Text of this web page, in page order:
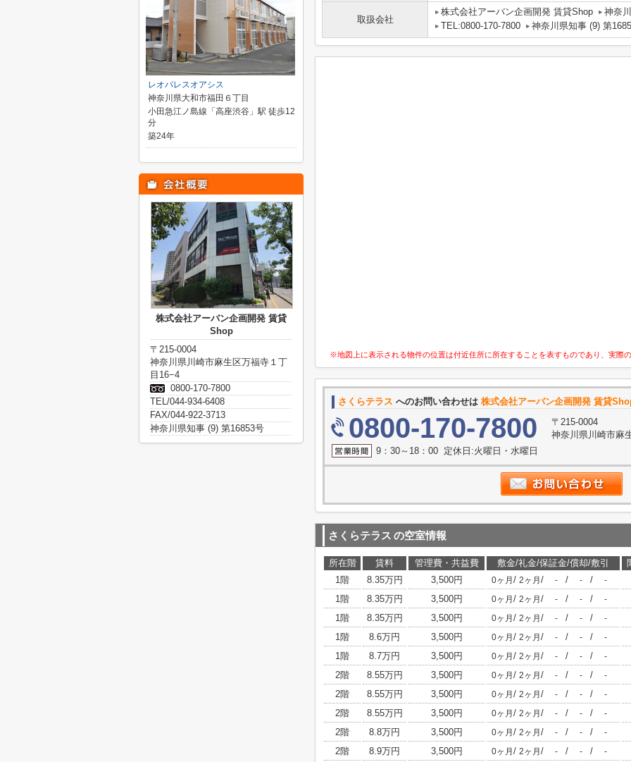
取扱会社
株式会社アーバン企画開発 賃貸Shop
神奈
TEL:0800-170-7800
神奈川県知事 (9) 第
※地図上に表示される物件の位置は付近住所に所在することを表すものであり、実際
さくらテラス へのお問い合わせは 株式会社アーバン企画開発 賃貸
0800-170-7800
〒215-0004
神奈川県川崎市麻
9：30～18：00 定休日:火曜日・水曜日
さくらテラス の空室情報
所在階 賃料 管理費・共益費 敷金/礼金/保証金/償却/敷引
1階
8.35万円 3,500円 0ヶ月 / 2ヶ月 / - / - / -
1階 8.35万円 3,500円 0ヶ月 / 2ヶ月 / - / - / -
1階 8.35万円 3,500円 0ヶ月 / 2ヶ月 / - / - / -
1階 8.6万円 3,500円 0ヶ月 / 2ヶ月 / - / - / -
1階 8.7万円 3,500円 0ヶ月 / 2ヶ月 / - / - / -
2階 8.55万円 3,500円 0ヶ月 / 2ヶ月 / - / - / -
2階 8.55万円 3,500円 0ヶ月 / 2ヶ月 / - / - / -
2階 8.55万円 3,500円 0ヶ月 / 2ヶ月 / - / - / -
2階 8.8万円 3,500円 0ヶ月 / 2ヶ月 / - / - / -
2階 8.9万円 3,500円 0ヶ月 / 2ヶ月 / - / - / -
レオパレスオアシス
神奈川県大和市福田６丁目
小田急江ノ島線「高座渋谷」駅 徒歩12
分
築24年
株式会社アーバン企画開発 賃貸
Shop
〒215-0004
神奈川県川崎市麻生区万福寺１丁
目16−4
0800-170-7800
TEL/044-934-6408
FAX/044-922-3713
神奈川県知事 (9) 第16853号